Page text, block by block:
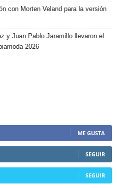
con Morten Veland para la versión
y Juan Pablo Jaramillo llevaron el
2026
ME GUSTA
SEGUIR
SEGUIR